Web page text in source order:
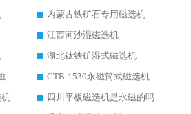
内蒙古铁矿石专用磁选机
江西河沙湿磁选机
湖北钛铁矿湿式磁选机
CTB-1540新疆永磁筒式磁选机
CTB-1530永磁筒式磁选机代理商
四川平板磁选机是永磁的吗